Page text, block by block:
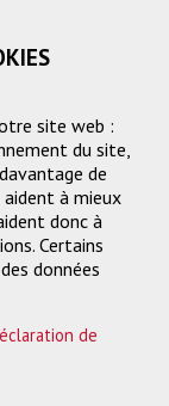
site web :
du site,
de
à mieux
donc à
Certains
données
de